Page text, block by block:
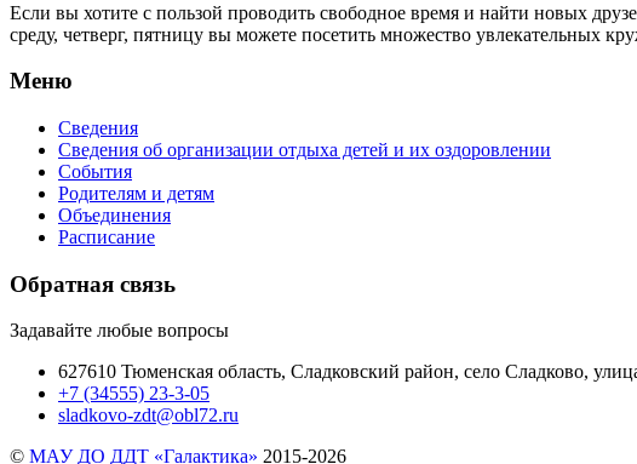
Если вы хотите с пользой проводить свободное время и найти новых
среду, четверг, пятницу вы можете посетить множество увлекательных
Меню
Сведения
Сведения об организации отдыха детей и их оздоровлении
События
Родителям и детям
Объединения
Расписание
Обратная связь
Задавайте любые вопросы
627610 Тюменская область, Сладковский район, село Сладково,
+7 (34555) 23-3-05
sladkovo-zdt@obl72.ru
© МАУ ДО ДДТ «Галактика» 2015-2026